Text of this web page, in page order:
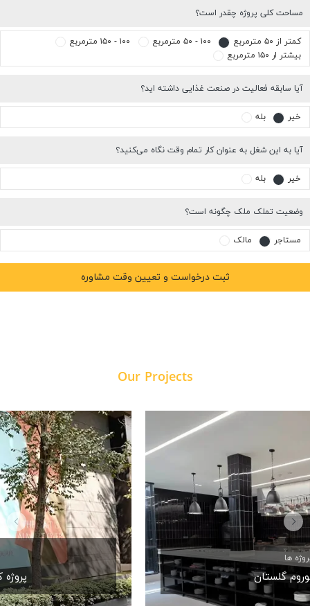
مساحت کلی پروژه چقدر است؟
کمتر از ۵۰ مترمربع ۱۰۰ - ۵۰ مترمربع
۱۰۰ - ۱۵۰ مترمربع
بیشتر ار ۱۵۰ مترمربع
آیا سابقه فعالیت در صنعت غذایی داشته اید؟
خیر بله
آیا به این شغل به عنوان کار تمام وقت نگاه می‌کنید؟
خیر بله
وضعیت تملک ملک چگونه است؟
مستاجر مالک
Our Projects
پروژه ها
پروژه کافه رستوران لوو